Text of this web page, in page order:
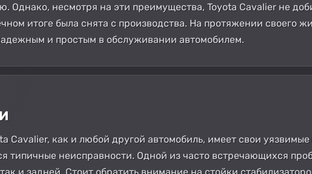
Однако, несмотря на эти преимущества, Toyota Cavalier не
итоге была снята с производства. На протяжении своего
и простым в обслуживании автомобилем.
Cavalier, как и любой другой автомобиль, имеет свои
типичные неисправности. Одной из часто встречающихся